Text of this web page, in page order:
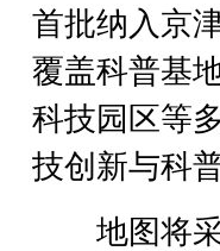
首批纳入京
覆盖科普基
科技园区等
技创新与科
地图将采